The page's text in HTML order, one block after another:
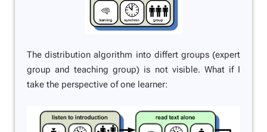
The distribution algorithm into differt groups (expert
group and teaching group) is not visible. What if I
take the perspective of one learner: